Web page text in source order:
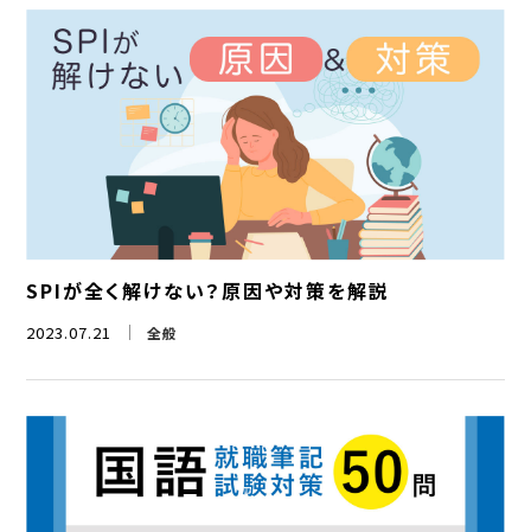
SPIが全く解けない？原因や対策を解説
2023.07.21 全般